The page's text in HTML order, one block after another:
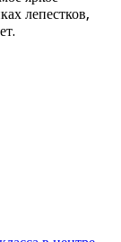
лепестков,